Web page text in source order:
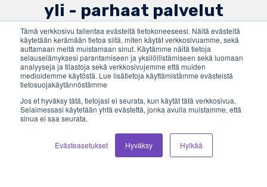
Tämä verkkosivu tallentaa evästeitä tietokoneeseesi. Näitä evästeitä
käytetään kerämään tietoa siitä, miten käytät verkkosivuamme, sekä
auttamaan meitä muistamaan sinut. Käytämme näitä tietoja
selauselämyksesi parantamiseen ja yksilöllistämiseen sekä luomaan
analyyseja ja tilastoja sekä verkkosivujemme että muiden
medioidemme käytöstä. Lue lisätietoja käyttämistämme evästeistä
tietosuojakäytännöstämme
Jos et hyväksy tätä, tietojasi ei seurata, kun käytät tätä verkkosivua.
Selaimessasi käytetään yhtä evästettä, jonka avulla muistamme, että
sinua ei saa seurata.
Evästeasetukset Hyväksy Hylkää
yli - parhaat palvelut
verkkokauppiaalle
Valmis "tee-se-itse" verkkokauppa - Vilkas
Yksilöllinen verkkokauppa? Ota yhteyttä